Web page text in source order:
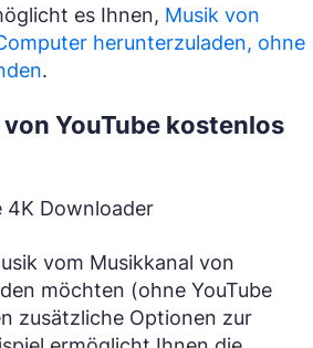
es Ihnen, Musik von
herunterzuladen, ohne
.
YouTube kostenlos
4K Downloader
vom Musikkanal von
möchten (ohne YouTube
zusätzliche Optionen zur